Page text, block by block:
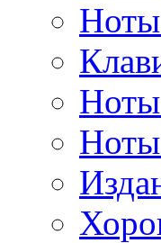
Ноты
Ноты
Ноты